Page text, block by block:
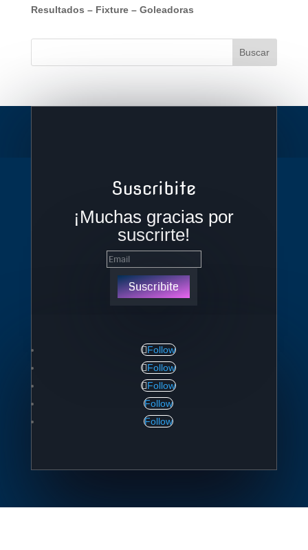
Resultados – Fixture– Goleadoras
Suscribite
¡Muchas gracias por
suscrirte!
Suscribite
Follow
Follow
Follow
Follow
Follow